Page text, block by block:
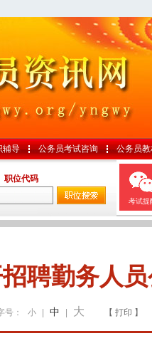
辅导 公务员考试咨询 公务员
职位代码
考试提
聘勤务人
号： 小 中 大 【 打印 】